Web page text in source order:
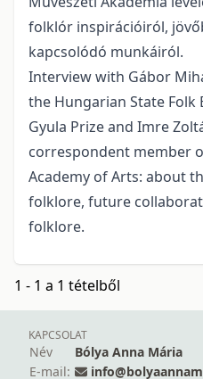
folklór inspirációiról,
kapcsolódó munkáiról.
Interview with Gábor
the Hungarian State Folk
Gyula Prize and Imre
correspondent member
Academy of Arts: about
folklore, future
folklore.
1 - 1 a 1 tételből
KAPCSOLAT
Név
Bólya Anna Mária
E-mail: